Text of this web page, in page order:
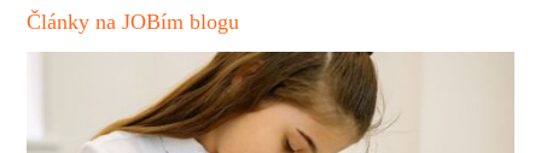
Články na JOBím blogu